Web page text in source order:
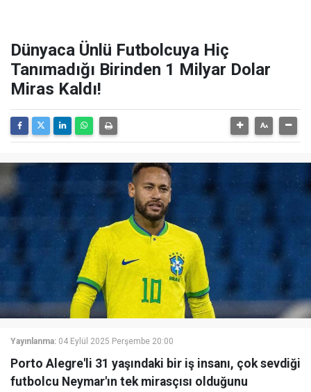
Dünyaca Ünlü Futbolcuya Hiç
Tanımadığı Birinden 1 Milyar Dolar
Miras Kaldı!
Yayınlanma: 04 Eylül 2025 Perşembe 20:00
Porto Alegre'li 31 yaşındaki bir iş insanı, çok sevdiği
futbolcu Neymar'ın tek mirasçısı olduğunu